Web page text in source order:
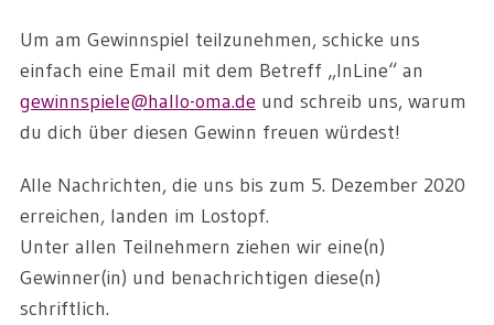
Um am Gewinnspiel teilzunehmen, schicke uns
einfach eine Email mit dem Betreff „InLine“ an
gewinnspiele@hallo-oma.de und schreib uns, warum
du dich über diesen Gewinn freuen würdest!
Alle Nachrichten, die uns bis zum 5. Dezember 2020
erreichen, landen im Lostopf.
Unter allen Teilnehmern ziehen wir eine(n)
Gewinner(in) und benachrichtigen diese(n)
schriftlich.